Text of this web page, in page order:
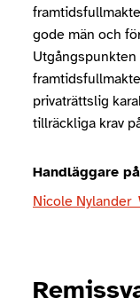
gode män och
privaträttslig
tillräckliga krav
Handläggare
Nicole Nylander